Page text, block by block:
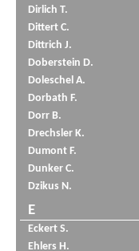
Dirlich T.
Dittert C.
Dittrich J.
Doberstein D.
Doleschel A.
Dorbath F.
Dorr B.
Drechsler K.
Dumont F.
Dunker C.
Dzikus N.
E
Eckert S.
Ehlers H.